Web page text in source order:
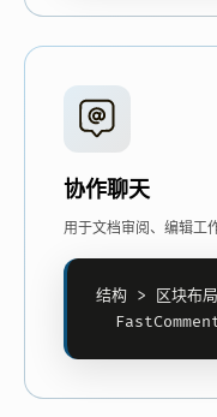
协作聊天
用于文档审阅、编辑工
结构 > 区块布